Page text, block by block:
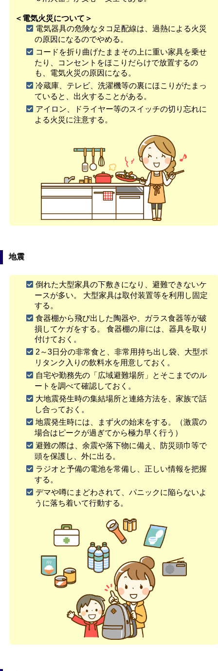
＜電気火災について＞
電気器具の危険なタコ足配線は、過熱による火災
の原因になるのでやめる。
コードを折り曲げたままその上に重い家具を乗せ
たり、コンセントをほこりだらけで放置するの
も、電気火災の原因になる。
冷蔵庫、テレビ、洗濯機等の裏にほこりがたまっ
ていると、出火することがある。
アイロン、ドライヤー等のスイッチの切り忘れに
よる火災に注意する。
地震
倒れた大型家具の下敷きになり、避難できないケ
ースが多い。 大型家具は取付装置等を利用し固定
する。
食器棚から飛び出した陶器や、ガラス食器等が破
損してケガをする。 食器棚の扉には、器具を取り
付けておく。
2～3日分の非常食と、非常用持ち出し袋、大型ポ
リタンク入りの飲料水を用意しておく。
自宅や勤務先の「広域避難場所」とそこまでのル
ートを調べて確認しておく。
大地震発生時の集結場所と連絡方法を、家族で話
し合っておく。
地震発生時には、まず火の始末をする。（激震の
場合はピークが過ぎてから極力早く行う）
避難の際は、余震や落下物に備え、防災頭巾等で
頭を保護し、外に出る。
ラジオと予備の電池を常備し、正しい情報を把握
する。
デマや噂にまどわされて、パニックに陥らないよ
うに落ち着いて行動する。